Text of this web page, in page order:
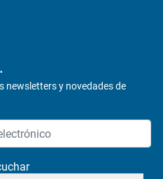
newsletters y novedades de